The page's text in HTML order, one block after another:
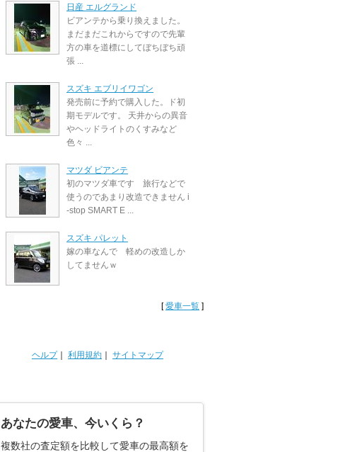
日産 エルグランド
ビアンテから乗り換えました。
まだまだこれからですので先輩
方の車を道標にしてぼちぼち頑
張 ...
スズキ エブリイワゴン
発売前に予約で購入した。ド初
期モデルです。 天井からの異音
やヘッドライトのくすみなど
色々 ...
マツダ ビアンテ
初のマツダ車です 旅行などで
使うのであまり改造できません i
-stop SMART E ...
スズキ パレット
嫁の車なんで 軽めの改造しか
してませんｗ
[愛車一覧 ]
ヘルプ｜ 利用規約 サイトマップ
あなたの愛車、今いくら？
複数社の査定額を比較して愛車の最高額を